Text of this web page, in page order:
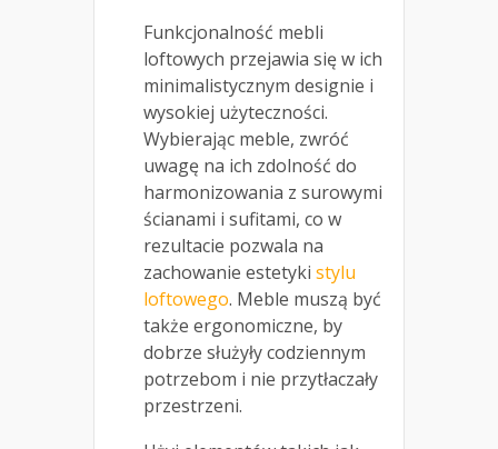
Funkcjonalność mebli
loftowych przejawia się w ich
minimalistycznym designie i
wysokiej użyteczności.
Wybierając meble, zwróć
uwagę na ich zdolność do
harmonizowania z surowymi
ścianami i sufitami, co w
rezultacie pozwala na
zachowanie estetyki stylu
loftowego. Meble muszą być
także ergonomiczne, by
dobrze służyły codziennym
potrzebom i nie przytłaczały
przestrzeni.